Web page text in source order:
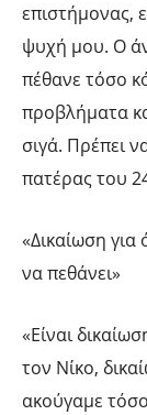
επιστήμονας,
ψυχή μου. Ο
πέθανε τόσο
προβλήματα
σιγά. Πρέπει
πατέρας του
«Δικαίωση για
να πεθάνει»
«Είναι
τον Νίκο,
ακούγαμε